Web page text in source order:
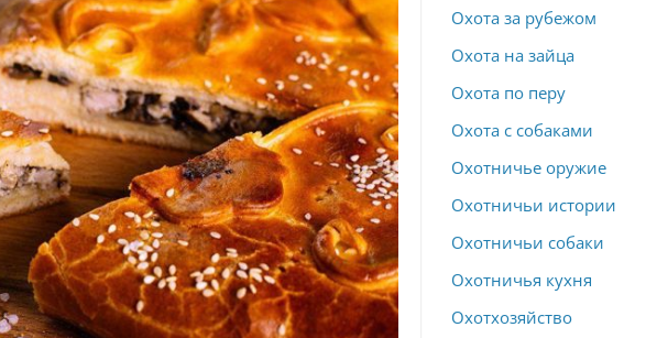
Охота за рубежом
Охота на зайца
Охота по перу
Охота с собаками
Охотничье оружие
Охотничьи истории
Охотничьи собаки
Охотничья кухня
Охотхозяйство